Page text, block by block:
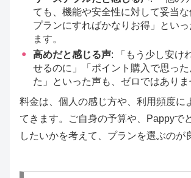
ても、機能や安全性に対して妥当
プランにすればかなりお得」といっ
ます。
高めだと感じる声: 「もう少し安け
せるのに」「ポイント購入で思っ
た」といった声も、ゼロではありま
料金は、個人の感じ方や、利用頻度に
てきます。ご自身の予算や、Pappyで
したいかを考えて、プランを選ぶのが